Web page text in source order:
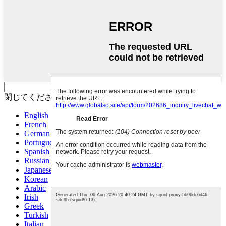
閉じてください
English
French
German
Portuguese
Spanish
Russian
Japanese
Korean
Arabic
Irish
Greek
Turkish
Italian